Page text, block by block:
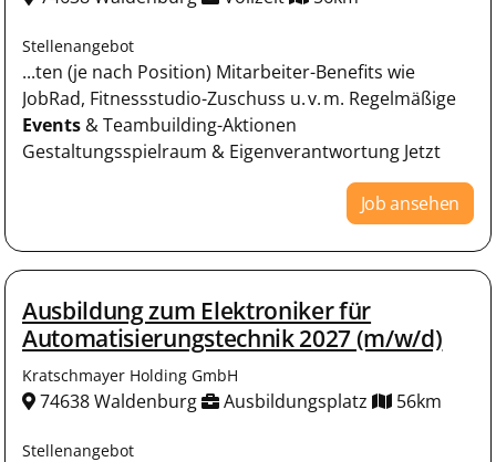
Stellenangebot
...ten (je nach Position) Mitarbeiter-Benefits wie
JobRad, Fitnessstudio-Zuschuss u. v. m. Regelmäßige
Events & Teambuilding-Aktionen
Gestaltungsspielraum & Eigenverantwortung Jetzt
Job ansehen
Ausbildung zum Elektroniker für
Automatisierungstechnik 2027 (m/w/d)
Kratschmayer Holding GmbH
74638 Waldenburg Ausbildungsplatz 56km
Stellenangebot